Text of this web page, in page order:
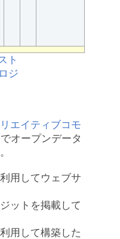
エイティブコモ
オープンデータ
用してウェブサ
ットを掲載して
用して構築した